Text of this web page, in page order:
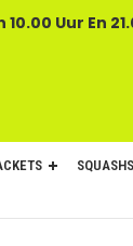
Uur En